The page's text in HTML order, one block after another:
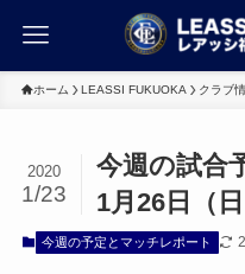
ホーム LEASSI FUKUOKA クラブ
今週の試合
1月26日（日
2020
1/23
今週の予定とマッチレポート